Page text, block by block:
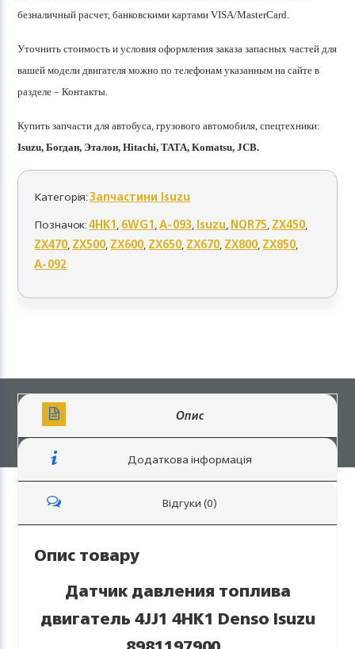
безналичный расчет, банковскими картами VISA/MasterCard.
Уточнить стоимость и условия оформления заказа запасных частей для
вашей модели двигателя можно по телефонам указанным на сайте в
разделе – Контакты.
Купить запчасти для автобуса, грузового автомобиля, спецтехники:
Isuzu, Богдан, Эталон, Hitachi, ТАТА, Komatsu, JCB.
Категорія:Запчастини Isuzu
Позначок:4HK1,6WG1,A-093,Isuzu,NQR75,ZX450,
ZX470,ZX500,ZX600,ZX650,ZX670,ZX800,ZX850,
А-092
Опис
Додаткова інформація
Відгуки (0)
Опис товару
Датчик давления топлива
двигатель 4JJ1 4HK1 Denso Isuzu